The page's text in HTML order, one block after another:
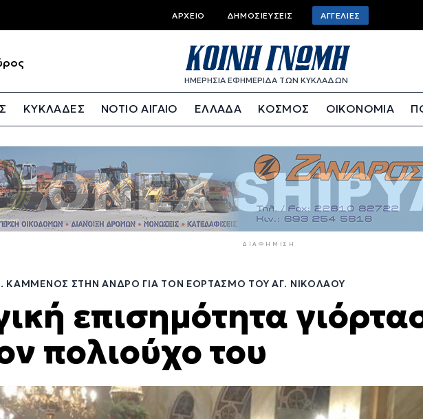
Top
bar
menu
ΑΡΧΕΊΟ ΔΗΜΟΣΙΕΎΣΕΙΣ ΑΓΓΕΛΊΕΣ
ΗΜΕΡΗΣΙΑ ΕΦΗΜΕΡΙΔΑ ΤΩΝ ΚΥΚΛΑΔΩΝ
ΚΥΚΛΑΔΕΣ ΝΟΤΙΟ ΑΙΓΑΙΟ ΕΛΛΑΔΑ ΚΟΣΜΟΣ ΟΙΚΟΝΟΜΙΑ
ΔΙΑΦΉΜΙΣΗ
ΚΑΜΜΈΝΟΣ ΣΤΗΝ ΆΝΔΡΟ ΓΙΑ ΤΟΝ ΕΟΡΤΑΣΜΌ ΤΟΥ ΑΓ. ΝΙΚΟΛΆΟΥ
επισημότητα
πολιούχο του